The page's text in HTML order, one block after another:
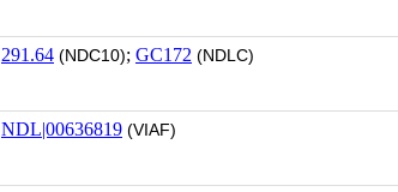
291.64 (NDC10); GC172 (NDLC)
NDL|00636819 (VIAF)